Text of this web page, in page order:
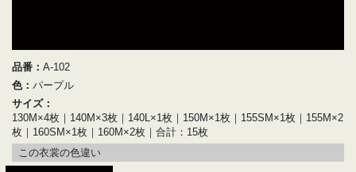
品番： A-102
色： パープル
サイズ：
130M×4枚｜140M×3枚｜140L×1枚｜150M×1枚｜155SM×1枚｜155M×2
枚｜160SM×1枚｜160M×2枚｜合計：15枚
この衣裳の色違い